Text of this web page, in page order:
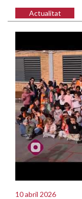
Actualitat
10 abril 2026